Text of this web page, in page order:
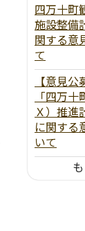
四万十町
施設整備
関する意
て
【意見公
「四万
Ｘ）推進
に関する
いて